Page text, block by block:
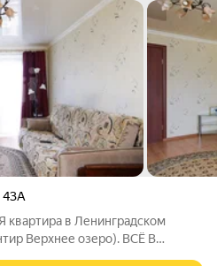
43А
в Ленинградском
Верхнее озеро). ВСЁ В